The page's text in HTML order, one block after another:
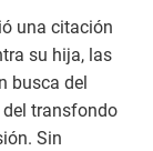
una citación
su hija, las
busca del
transfondo
Sin